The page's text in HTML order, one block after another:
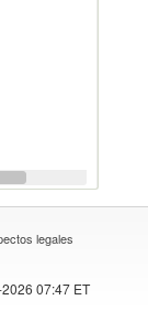
legales
07:47 ET